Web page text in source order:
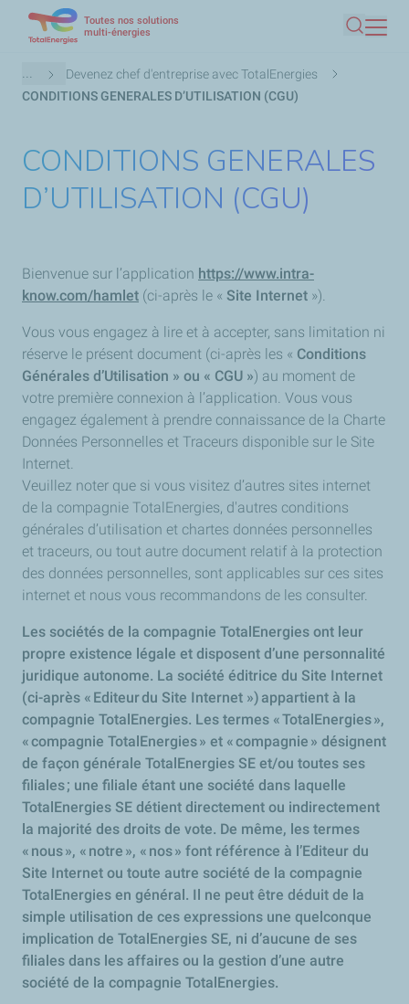
contenu
principal
Toutes nos solutions
multi-énergies
Fil
d'Ariane
...
Devenez chef d'entreprise avec TotalEnergies
CONDITIONS GENERALES D’UTILISATION (CGU)
CONDITIONS GENERALES
D’UTILISATION (CGU)
Bienvenue sur l’application https://www.intra-
know.com/hamlet (ci-après le « Site Internet »).
Vous vous engagez à lire et à accepter, sans limitation ni
réserve le présent document (ci-après les « Conditions
Générales d’Utilisation » ou « CGU ») au moment de
votre première connexion à l’application. Vous vous
engagez également à prendre connaissance de la Charte
Données Personnelles et Traceurs disponible sur le Site
Internet.
Veuillez noter que si vous visitez d’autres sites internet
de la compagnie TotalEnergies, d'autres conditions
générales d’utilisation et chartes données personnelles
et traceurs, ou tout autre document relatif à la protection
des données personnelles, sont applicables sur ces sites
internet et nous vous recommandons de les consulter.
Les sociétés de la compagnie TotalEnergies ont leur
propre existence légale et disposent d’une personnalité
juridique autonome. La société éditrice du Site Internet
(ci-après « Editeur du Site Internet ») appartient à la
compagnie TotalEnergies. Les termes « TotalEnergies »,
« compagnie TotalEnergies » et « compagnie » désignent
de façon générale TotalEnergies SE et/ou toutes ses
filiales ; une filiale étant une société dans laquelle
TotalEnergies SE détient directement ou indirectement
la majorité des droits de vote. De même, les termes
« nous », « notre », « nos » font référence à l’Editeur du
Site Internet ou toute autre société de la compagnie
TotalEnergies en général. Il ne peut être déduit de la
simple utilisation de ces expressions une quelconque
implication de TotalEnergies SE, ni d’aucune de ses
filiales dans les affaires ou la gestion d’une autre
société de la compagnie TotalEnergies.